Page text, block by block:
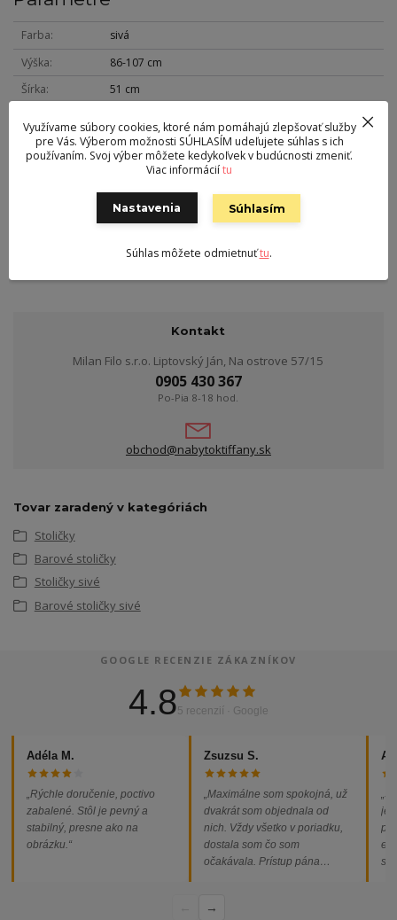
Farba
sivá
Výška
86-107 cm
Šírka
51 cm
Hmotnosť
9 kg
100 kg
látka
62-82 cm
Kontakt
Milan Filo s.r.o. Liptovský Ján, Na ostrove 57/15
0905 430 367
Po-Pia 8-18 hod.
obchod@nabytoktiffany.sk
Tovar zaradený v kategóriách
Stoličky
Barové stoličky
Stoličky sivé
Barové stoličky sivé
GOOGLE RECENZIE ZÁKAZNÍKOV
4.85 recenzií · Google
Adéla M.
„Rýchle doručenie, poctivo
zabalené. Stôl je pevný a
stabilný, presne ako na
obrázku.“
Zsuzsu S.
„Maximálne som spokojná, už
dvakrát som objednala od
nich. Vždy všetko v poriadku,
dostala som čo som
očakávala. Prístup pána
problémov. Vrele odporúčam!“
→
Využívame súbory cookies, ktoré nám pomáhajú zlepšovať služby
pre Vás. Výberom možnosti SÚHLASÍM udeľujete súhlas s ich
používaním. Svoj výber môžete kedykoľvek v budúcnosti zmeniť.
Viac informáciítu
Nastavenia Súhlasím
Súhlas môžete odmietnuťtu.